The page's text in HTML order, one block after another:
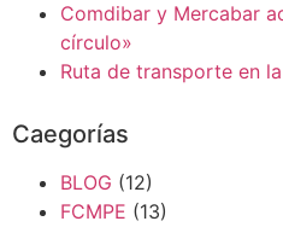
Comdibar y Mercabar
círculo»
Ruta de transporte en
Caegorías
BLOG (12)
FCMPE (13)